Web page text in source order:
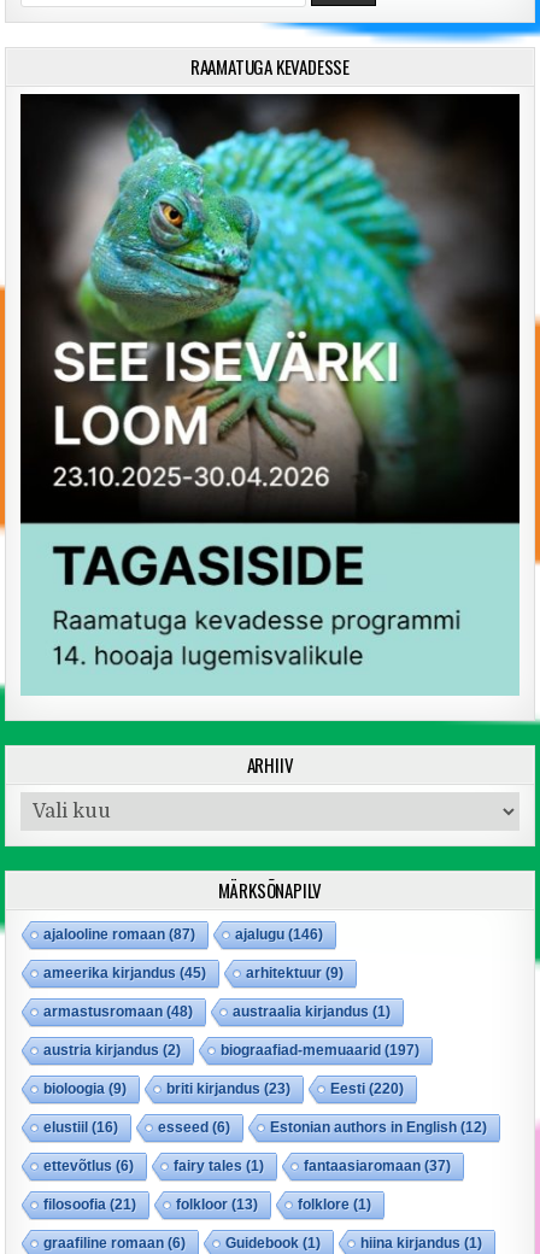
RAAMATUGA KEVADESSE
ARHIIV
Arhiiv
MÄRKSÕNAPILV
ajalooline romaan (87) ajalugu (146)
ameerika kirjandus (45) arhitektuur(9)
armastusromaan (48) austraalia kirjandus (1)
austria kirjandus (2) biograafiad-memuaarid (197)
bioloogia (9) briti kirjandus (23) Eesti (220)
elustiil (16) esseed (6) Estonian authors in English (12)
ettevõtlus (6) fairy tales (1) fantaasiaromaan (37)
filosoofia (21) folkloor(13) folklore (1)
graafiline romaan (6) Guidebook (1) hiina kirjandus (1)